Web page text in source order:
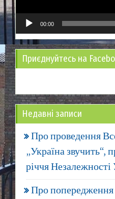
00:00
Приєднуйтесь на
Недавні записи
Про проведення
„Україна звучить“,
річчя Незалежності
Про